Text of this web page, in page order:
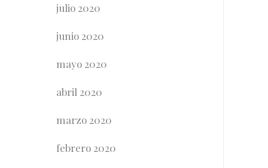
julio 2020
junio 2020
mayo 2020
abril 2020
marzo 2020
febrero 2020